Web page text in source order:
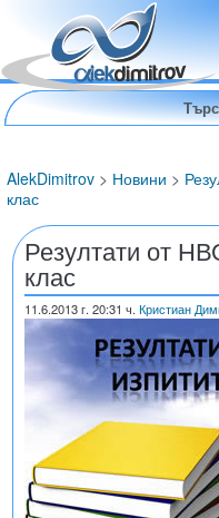
AlekDimitrov > Новини >
клас
Резултати от
клас
11.6.2013г. 20:31 ч. Кристиан